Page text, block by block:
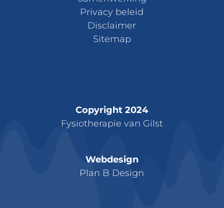
Privacy beleid
Disclaimer
Sitemap
Copyright 2024
Fysiotherapie van Gilst
Webdesign
Plan B Design